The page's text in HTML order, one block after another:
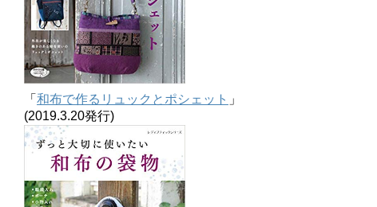
「 和布で作るリュックとポシェット 」
(2019.3.20発行)